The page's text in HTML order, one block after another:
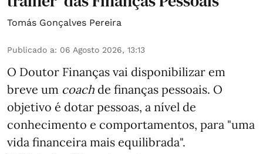
Tomás Gonçalves Pereira
Publicado a: 06 Agosto 2026, 13:13
O Doutor Finanças vai disponibilizar em
breve um coach de finanças pessoais. O
objetivo é dotar pessoas, a nível de
conhecimento e comportamentos, para "uma
vida financeira mais equilibrada".